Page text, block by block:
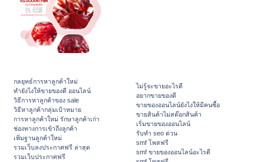
กลยุทธ์การหาลูกค้าใหม่
ทํายังไงให้ขายของดี ออนไลน์
วิธีการหาลูกค้าของ sale
วิธีหาลูกค้ากลุ่มเป้าหมาย
การหาลูกค้าใหม่ รักษาลูกค้าเก่า
ช่องทางการเข้าถึงลูกค้า
เพิ่มฐานลูกค้าใหม่
รวมเว็บลงประกาศฟรี ล่าสุด
รวมเว็บประกาศฟรี
ไม่รู้จะขายอะไรดี
อยากขายของดี
ขายของออนไลน์ยังไงให้มีคนซื้อ
ขายสินค้าไม่สต๊อกสินค้า
เริ่มขายของออนไลน์
รับทำ seo ด่วน
smf โพสฟรี
smf ขายของออนไลน์อะไรดี